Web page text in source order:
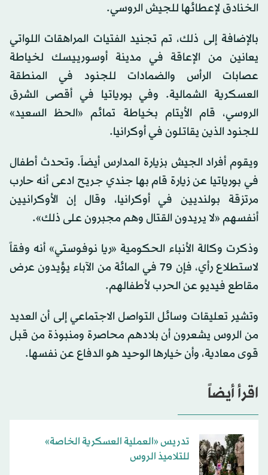
الخنادق لإعطائها للجيش الروسي.
بالإضافة إلى ذلك، تم تجنيد الفتيات المراهقات اللواتي
يعانين من الإعاقة في مدينة أوسورييسك لخياطة
عصابات الرأس والضمادات للجنود في المنطقة
العسكرية الشمالية. وفي بورياتيا في أقصى الشرق
الروسي، قام الأيتام بخياطة تمائم «الحظ السعيد»
للجنود الذين يقاتلون في أوكرانيا.
ويقوم أفراد الجيش بزيارة المدارس أيضاً. وتحدث أطفال
في بورياتيا عن زيارة قام بها جندي جريح ادعى أنه حارب
مرتزقة بولنديين في أوكرانيا، وقال إن الأوكرانيين
أنفسهم «لا يريدون القتال وهم مجبرون على ذلك».
وذكرت وكالة الأنباء الحكومية «ريا نوفوستي» أنه وفقاً
لاستطلاع رأي، فإن 79 في المائة من الآباء يؤيدون عرض
مقاطع فيديو عن الحرب لأطفالهم.
وتشير تعليقات وسائل التواصل الاجتماعي إلى أن العديد
من الروس يشعرون أن بلادهم محاصرة ومنبوذة من قبل
قوى معادية، وأن خيارها الوحيد هو الدفاع عن نفسها.
اقرأ أيضاً
تدريس «العملية العسكرية الخاصة»
للتلاميذ الروس